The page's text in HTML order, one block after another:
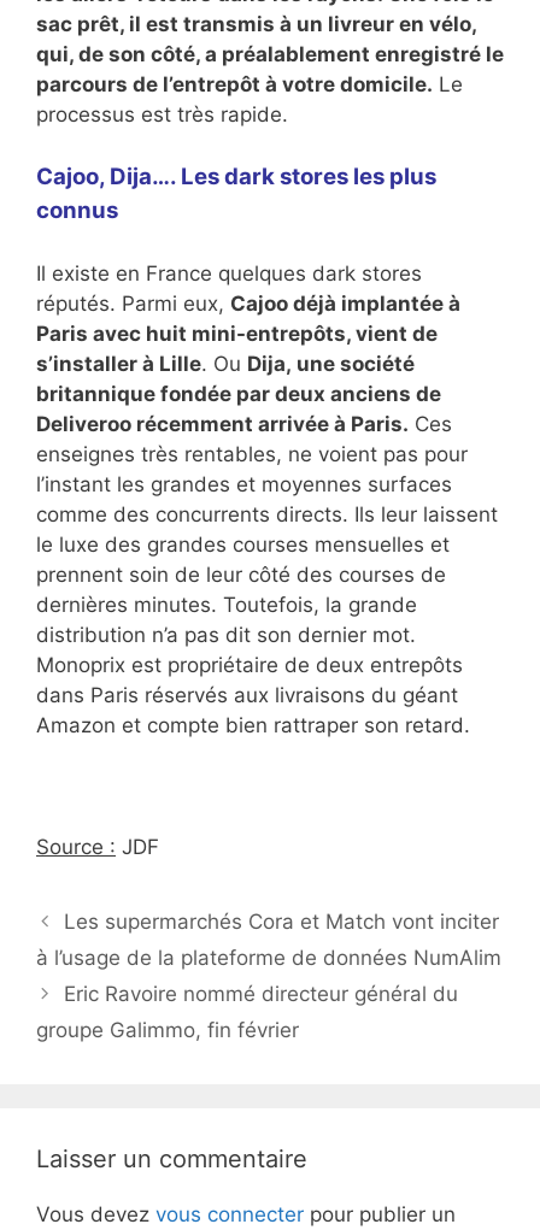
sac prêt, il est transmis à un livreur en vélo,
qui, de son côté, a préalablement enregistré le
parcours de l’entrepôt à votre domicile. Le
processus est très rapide.
Cajoo, Dija…. Les dark stores les plus
connus
Il existe en France quelques dark stores
réputés. Parmi eux, Cajoo déjà implantée à
Paris avec huit mini-entrepôts, vient de
s’installer à Lille. Ou Dija, une société
britannique fondée par deux anciens de
Deliveroo récemment arrivée à Paris. Ces
enseignes très rentables, ne voient pas pour
l’instant les grandes et moyennes surfaces
comme des concurrents directs. Ils leur laissent
le luxe des grandes courses mensuelles et
prennent soin de leur côté des courses de
dernières minutes. Toutefois, la grande
distribution n’a pas dit son dernier mot.
Monoprix est propriétaire de deux entrepôts
dans Paris réservés aux livraisons du géant
Amazon et compte bien rattraper son retard.
Source : JDF
Les supermarchés Cora et Match vont inciter
à l’usage de la plateforme de données NumAlim
Eric Ravoire nommé directeur général du
groupe Galimmo, fin février
Laisser un commentaire
Vous devez vous connecter pour publier un